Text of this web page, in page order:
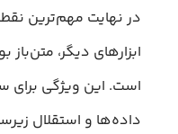
است. این ویژگی برای
داده‌ها و استقلال